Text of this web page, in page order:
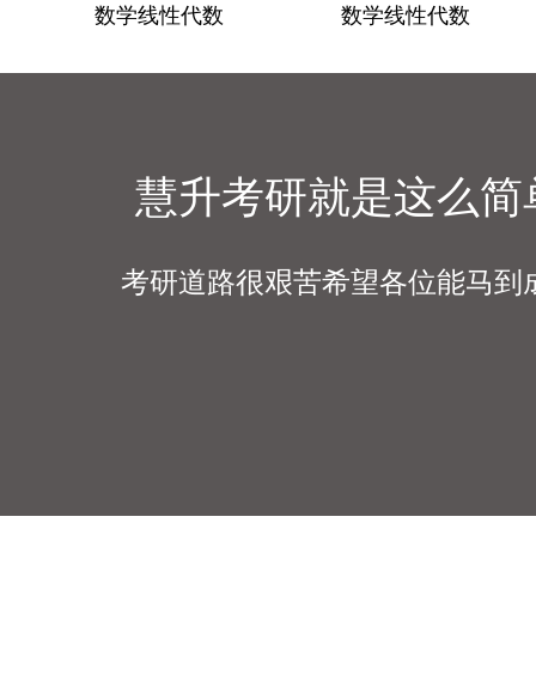
数学线性代数 数学线性代数
慧升考研就是这么简
考研道路很艰苦希望各位能马到